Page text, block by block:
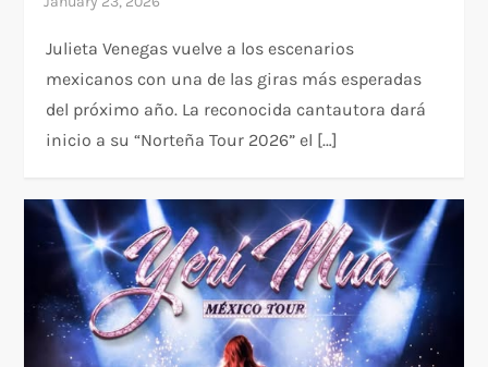
Julieta Venegas vuelve a los escenarios
mexicanos con una de las giras más esperadas
del próximo año. La reconocida cantautora dará
inicio a su “Norteña Tour 2026” el […]